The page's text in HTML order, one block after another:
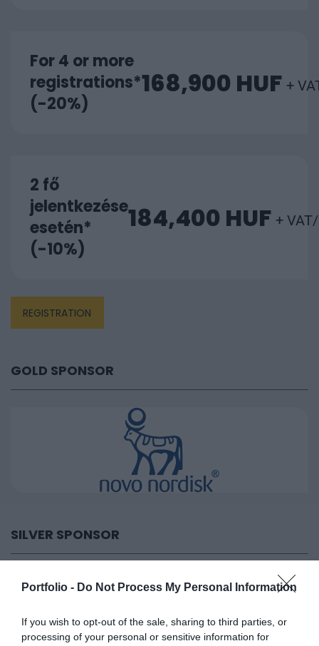
Portfolio - Do Not Process My Personal Information
If you wish to opt-out of the sale, sharing to third parties, or
processing of your personal or sensitive information for
For 4 or more
registrations*
(-20%)
168,900 HUF +
2 fő
jelentkezése
esetén*
(-10%)
184,400 HUF +
REGISTRATION
GOLD SPONSOR
SILVER SPONSOR